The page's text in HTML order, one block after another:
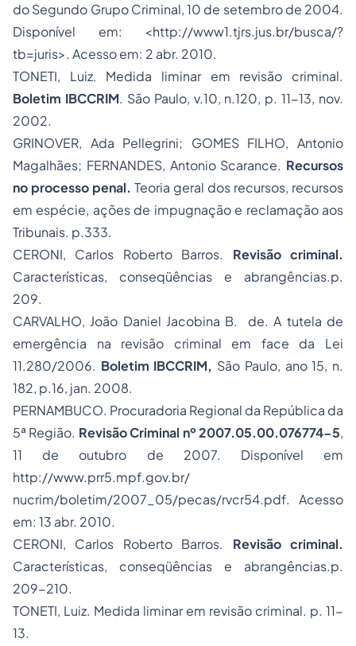
do Segundo Grupo Criminal, 10 de setembro de 2004.
Disponível em: <http://www1.tjrs.jus.br/busca/?
tb=juris>. Acesso em: 2 abr. 2010.
TONETI, Luiz. Medida liminar em revisão criminal.
Boletim IBCCRIM. São Paulo, v.10, n.120, p. 11-13, nov.
2002.
GRINOVER, Ada Pellegrini; GOMES FILHO, Antonio
Magalhães; FERNANDES, Antonio Scarance. Recursos
no processo penal. Teoria geral dos recursos, recursos
em espécie, ações de impugnação e reclamação aos
Tribunais. p.333.
CERONI, Carlos Roberto Barros. Revisão criminal.
Características, conseqüências e abrangências.p.
209.
CARVALHO, João Daniel Jacobina B. de. A tutela de
emergência na revisão criminal em face da Lei
11.280/2006. Boletim IBCCRIM, São Paulo, ano 15, n.
182, p.16, jan. 2008.
PERNAMBUCO. Procuradoria Regional da República da
5ª Região. Revisão Criminal nº 2007.05.00.076774-5,
11 de outubro de 2007. Disponível em
http://www.prr5.mpf.gov.br/
nucrim/boletim/2007_05/pecas/rvcr54.pdf. Acesso
em: 13 abr. 2010.
CERONI, Carlos Roberto Barros. Revisão criminal.
Características, conseqüências e abrangências.p.
209-210.
TONETI, Luiz. Medida liminar em revisão criminal. p. 11-
13.